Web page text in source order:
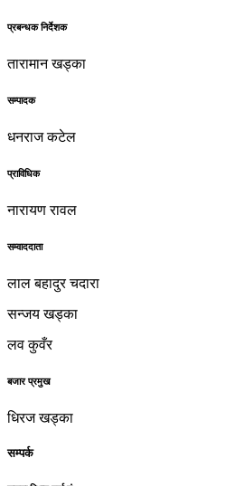
प्रबन्धक निर्देशक
तारामान खड्का
सम्पादक
धनराज कटेल
प्राविधिक
नारायण रावल
सम्वाददाता
लाल बहादुर चदारा
सन्जय खड्का
लव कुवँर
बजार प्रमुख
धिरज खड्का
सम्पर्क